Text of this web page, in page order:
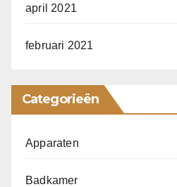
april 2021
februari 2021
Categorieën
Apparaten
Badkamer